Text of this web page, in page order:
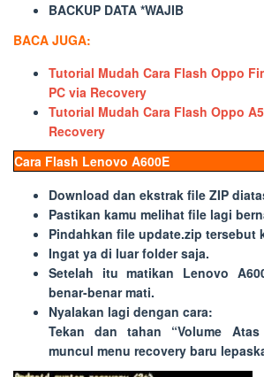
BACKUP DATA *WAJIB
BACA JUGA:
Tutorial Mudah Cara Flash Oppo
PC via Recovery
Tutorial Mudah Cara Flash Oppo
Recovery
Cara Flash Lenovo A600E
Download dan ekstrak file ZIP
Pastikan kamu melihat file lagi
Pindahkan file update.zip tersebut
Ingat ya di luar folder saja.
Setelah itu matikan Lenovo
benar-benar mati.
Nyalakan lagi dengan cara:
Tekan dan tahan “Volume
muncul menu recovery baru